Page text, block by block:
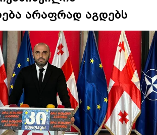
არაფრად აგდებს